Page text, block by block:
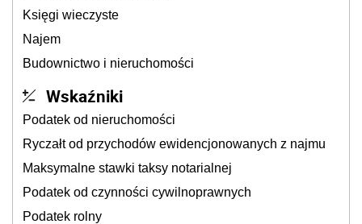
Księgi wieczyste
Najem
Budownictwo i nieruchomości
Wskaźniki
Podatek od nieruchomości
Ryczałt od przychodów ewidencjonowanych z najmu
Maksymalne stawki taksy notarialnej
Podatek od czynności cywilnoprawnych
Podatek rolny